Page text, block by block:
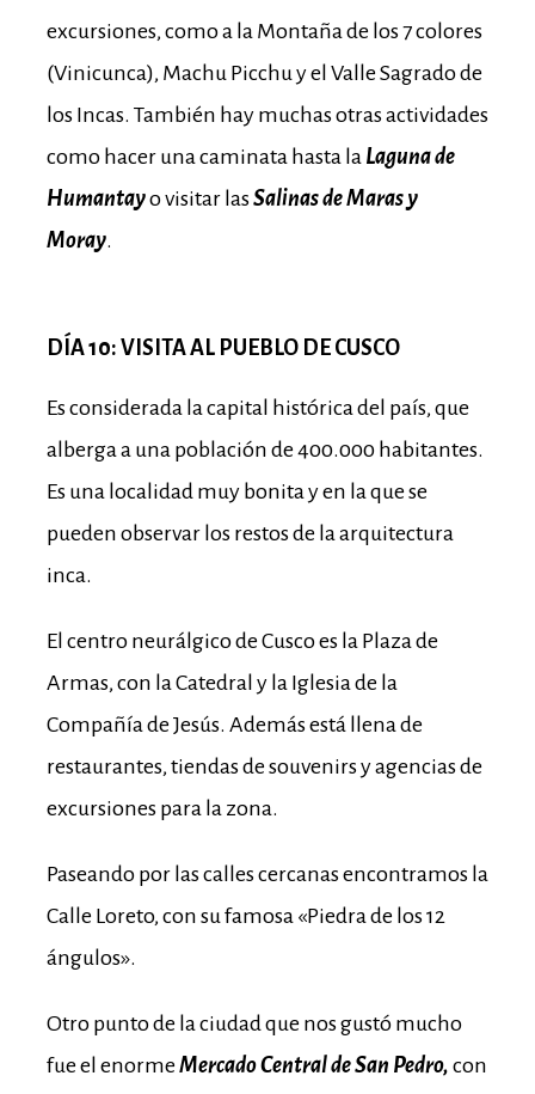
excursiones, como a la Montaña de los 7 colores
(Vinicunca), Machu Picchu y el Valle Sagrado de
los Incas. También hay muchas otras actividades
como hacer una caminata hasta la Laguna de
Humantayo visitar lasSalinas de Maras y
Moray.
DÍA 10: VISITA AL PUEBLO DE CUSCO
Es considerada la capital histórica del país, que
alberga a una población de 400.000 habitantes.
Es una localidad muy bonita y en la que se
pueden observar los restos de la arquitectura
inca.
El centro neurálgico de Cusco es la Plaza de
Armas, con la Catedral y la Iglesia de la
Compañía de Jesús. Además está llena de
restaurantes, tiendas de souvenirs y agencias de
excursiones para la zona.
Paseando por las calles cercanas encontramos la
Calle Loreto, con su famosa «Piedra de los 12
ángulos».
Otro punto de la ciudad que nos gustó mucho
fue el enormeMercado Central de San Pedro, con